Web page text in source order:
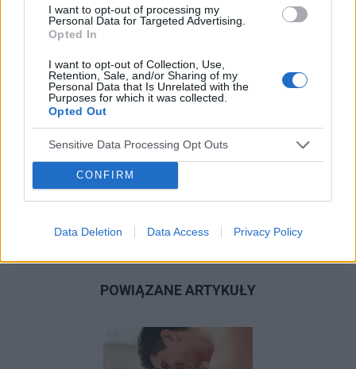
I want to opt-out of processing my
Personal Data for Targeted Advertising.
Opted In
I want to opt-out of Collection, Use,
Retention, Sale, and/or Sharing of my
Personal Data that Is Unrelated with the
Purposes for which it was collected.
Opted Out
Sensitive Data Processing Opt Outs
CONFIRM
Data Deletion Data Access Privacy Policy
POWIĄZANE ARTYKUŁY